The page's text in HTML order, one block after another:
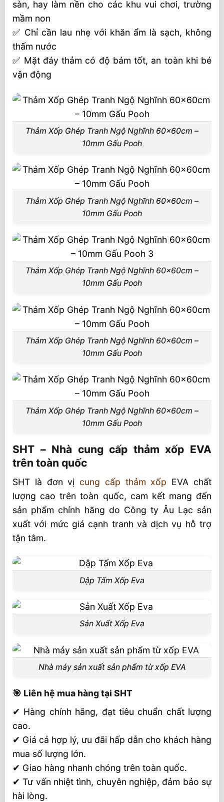
sàn, hay làm nền cho các khu vui chơi, trường
mầm non
✅ Chỉ cần lau nhẹ với khăn ẩm là sạch, không
thấm nước
✅ Mặt đáy thảm có độ bám tốt, an toàn khi bé
vận động
Thảm Xốp Ghép Tranh Ngộ Nghĩnh 60x60cm –
10mm Gấu Pooh
Thảm Xốp Ghép Tranh Ngộ Nghĩnh 60x60cm –
10mm Gấu Pooh
Thảm Xốp Ghép Tranh Ngộ Nghĩnh 60x60cm –
10mm Gấu Pooh
Thảm Xốp Ghép Tranh Ngộ Nghĩnh 60x60cm –
10mm Gấu Pooh
Thảm Xốp Ghép Tranh Ngộ Nghĩnh 60x60cm –
10mm Gấu Pooh
SHT – Nhà cung cấp thảm xốp EVA
trên toàn quốc
SHT là đơn vịcung cấp thảm xốp EVA chất
lượng cao trên toàn quốc, cam kết mang đến
sản phẩm chính hãng do Công ty Âu Lạc sản
xuất với mức giá cạnh tranh và dịch vụ hỗ trợ
tận tâm.
Dập Tấm Xốp Eva
Sản Xuất Xốp Eva
Nhà máy sản xuất sản phẩm từ xốp EVA
🎯 Liên hệ mua hàng tại SHT
✔ Hàng chính hãng, đạt tiêu chuẩn chất lượng
cao.
✔ Giá cả hợp lý, ưu đãi hấp dẫn cho khách hàng
mua số lượng lớn.
✔ Giao hàng nhanh chóng trên toàn quốc.
✔ Tư vấn nhiệt tình, chuyên nghiệp, đảm bảo sự
hài lòng.